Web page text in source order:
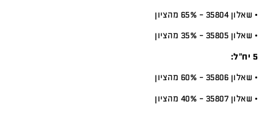
• שאלון 35804 – 65% מהציון
• שאלון 35805 – 35% מהציון
5 יח”ל:
• שאלון 35806 – 60% מהציון
• שאלון 35807 – 40% מהציון